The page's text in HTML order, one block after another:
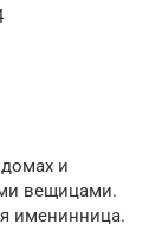
и
вещицами.
именинница.